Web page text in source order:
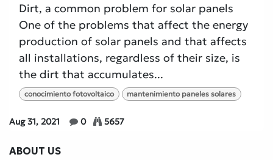
Dirt, a common problem for solar panels
One of the problems that affect the energy
production of solar panels and that affects
all installations, regardless of their size, is
the dirt that accumulates...
conocimiento fotovoltaico mantenimiento paneles solares
Aug 31, 2021 0 5657
ABOUT US